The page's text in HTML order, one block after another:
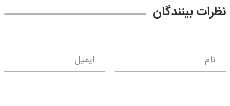
نظرات بینندگان
نام ایمیل